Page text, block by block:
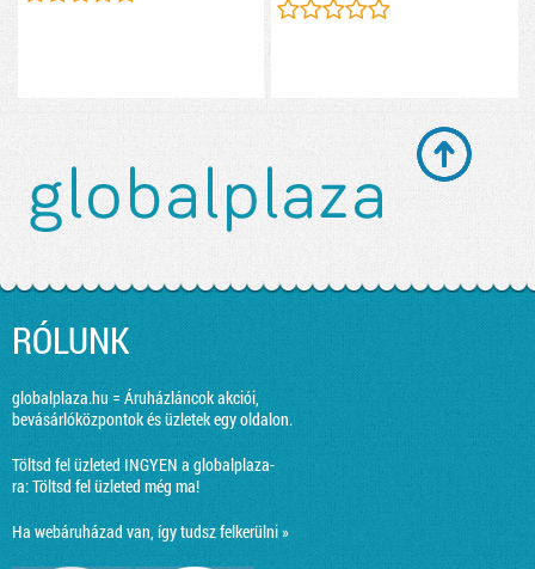
RÓLUNK
globalplaza.hu = Áruházláncok akciói,
bevásárlóközpontok és üzletek egy oldalon.
Töltsd fel üzleted INGYEN a globalplaza-
ra:Töltsd fel üzleted még ma!
Ha webáruházad van, így tudsz felkerülni »